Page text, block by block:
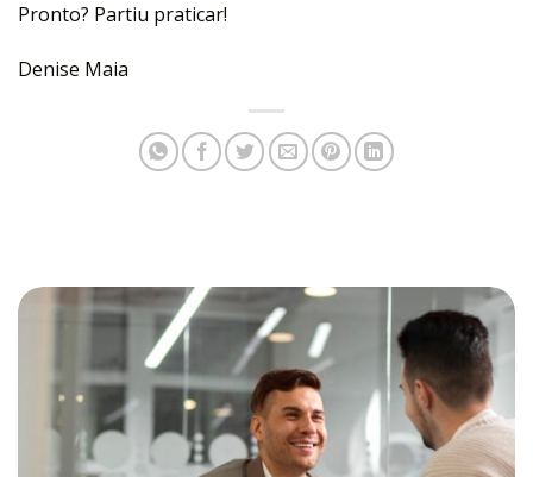
Pronto? Partiu praticar!
Denise Maia